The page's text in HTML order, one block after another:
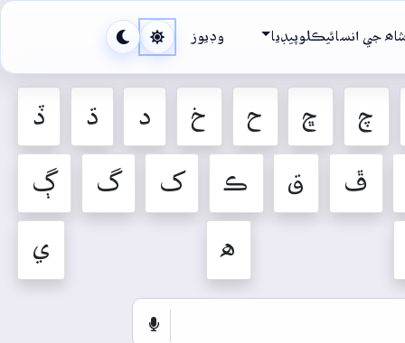
جي انسائيڪلوپيڊيا وڊيوز
چ ڇ ح خ د ڌ ڏ
ڦ ق ڪ ک گ ڳ
ه ي